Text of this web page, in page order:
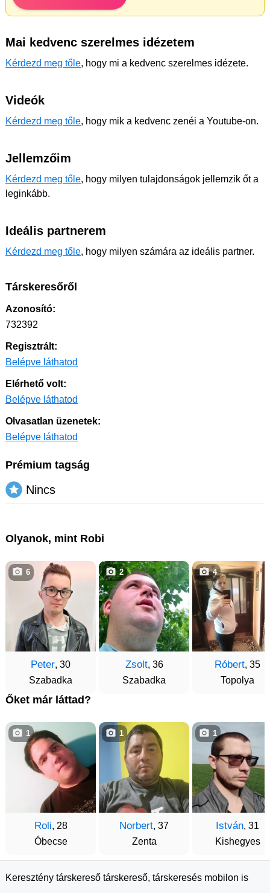
Mai kedvenc szerelmes idézetem
Kérdezd meg tőle, hogy mi a kedvenc szerelmes idézete.
Videók
Kérdezd meg tőle, hogy mik a kedvenc zenéi a Youtube-on.
Jellemzőim
Kérdezd meg tőle, hogy milyen tulajdonságok jellemzik őt a
leginkább.
Ideális partnerem
Kérdezd meg tőle, hogy milyen számára az ideális partner.
Társkeresőről
Azonosító:
732392
Regisztrált:
Belépve láthatod
Elérhető volt:
Belépve láthatod
Olvasatlan üzenetek:
Belépve láthatod
Prémium tagság
Nincs
Olyanok, mint Robi
Peter, 30
Szabadka
6
Zsolt, 36
Szabadka
2
Róbert, 35
Topolya
4
Őket már láttad?
Roli, 28
Óbecse
1
Norbert, 37
Zenta
1
István, 31
Kishegyes
1
Keresztény társkereső társkereső, társkeresés mobilon is